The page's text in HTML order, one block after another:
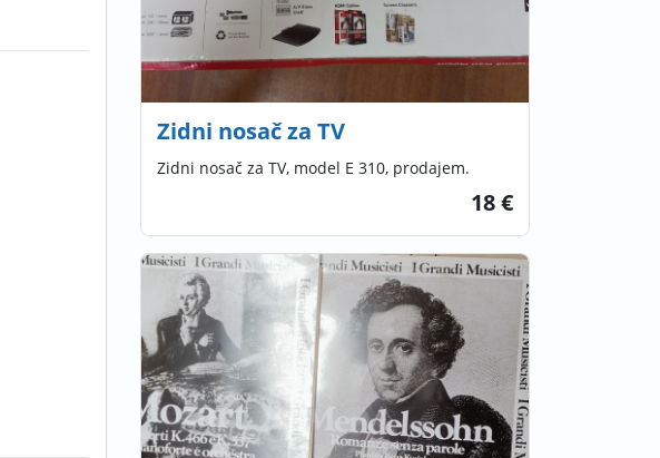
Zidni nosač za TV
Zidni nosač za TV, model E 310, prodajem.
18 €